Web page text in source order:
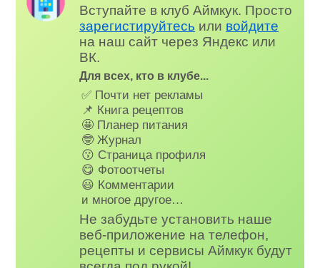
Вступайте в клуб Аймкук. Просто
зарегистируйтесь или войдите
на наш сайт через Яндекс или
ВК.
Для всех, кто в клубе...
✅ Почти нет рекламы
📌 Книга рецептов
🤩 Планер питания
🤓 Журнал
😗 Страница профиля
😋 Фотоотчеты
😃 Комментарии
и многое другое…
Не забудьте установить наше
веб-приложение на телефон,
рецепты и сервисы Аймкук будут